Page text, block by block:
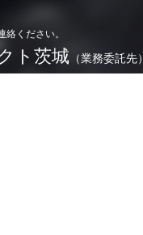
ください。
ト茨城 （業務委託先）